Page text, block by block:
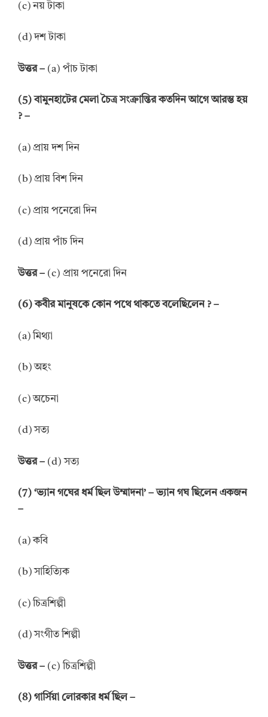
(c) নয় টাকা
(d) দশ টাকা
উত্তর – (a) পাঁচ টাকা
(5) বামুনহাটের মেলা চৈত্র সংক্রান্তির কতদিন আগে আরম্ভ হয়
? –
(a) প্রায় দশ দিন
(b) প্রায় বিশ দিন
(c) প্রায় পনেরো দিন
(d) প্রায় পাঁচ দিন
উত্তর – (c) প্রায় পনেরো দিন
(6) কবীর মানুষকে কোন পথে থাকতে বলেছিলেন ? –
(a) মিথ্যা
(b) অহং
(c) অচেনা
(d) সত্য
উত্তর – (d) সত্য
(7) ‘ভ্যান গঘের ধর্ম ছিল উম্মাদনা’ – ভ্যান গঘ ছিলেন একজন
–
(a) কবি
(b) সাহিত্যিক
(c) চিত্রশিল্পী
(d) সংগীত শিল্পী
উত্তর – (c) চিত্রশিল্পী
(8) গার্সিয়া লোরকার ধর্ম ছিল –